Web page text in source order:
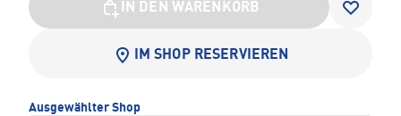
IN DEN WARENKORB
IM SHOP RESERVIEREN
Ausgewählter Shop